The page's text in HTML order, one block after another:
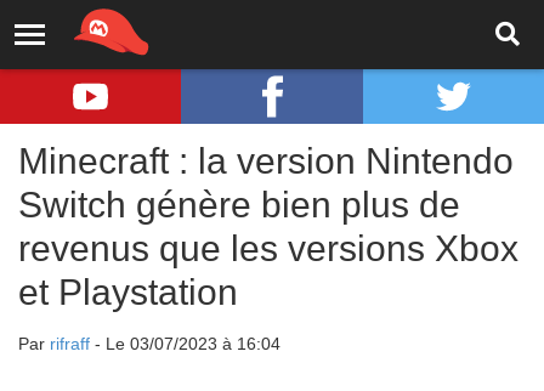
Minecraft : la version Nintendo
Switch génère bien plus de
revenus que les versions Xbox
et Playstation
Par rifraff - Le 03/07/2023 à 16:04